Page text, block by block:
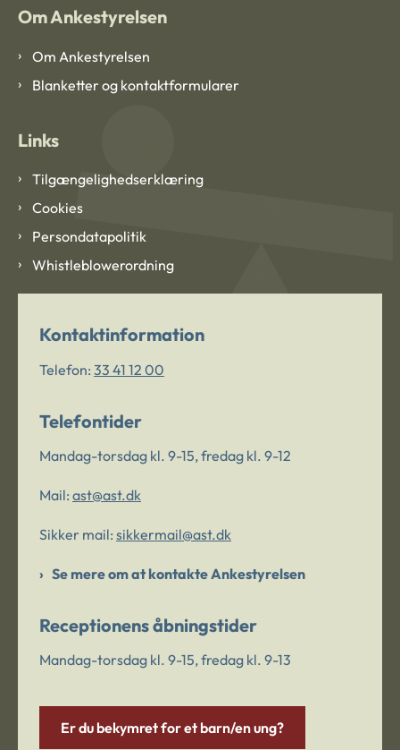
Om Ankestyrelsen
Om Ankestyrelsen
Blanketter og kontaktformularer
Links
Tilgængelighedserklæring
Cookies
Persondatapolitik
Whistleblowerordning
Kontaktinformation
Telefon: 33 41 12 00
Telefontider
Mandag-torsdag kl. 9-15, fredag kl. 9-12
Mail: ast@ast.dk
Sikker mail: sikkermail@ast.dk
Se mere om at kontakte Ankestyrelsen
Receptionens åbningstider
Mandag-torsdag kl. 9-15, fredag kl. 9-13
Er du bekymret for et barn/en ung?